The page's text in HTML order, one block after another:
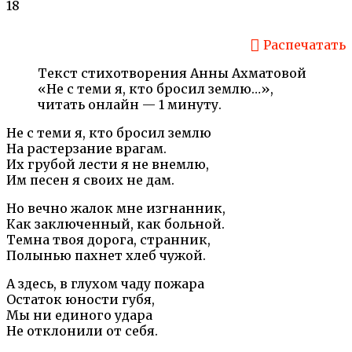
18
Распечатать
Текст стихотворения Анны Ахматовой
«Не с теми я, кто бросил землю…»,
читать онлайн — 1 минуту.
Не с теми я, кто бросил землю
На растерзание врагам.
Их грубой лести я не внемлю,
Им песен я своих не дам.
Но вечно жалок мне изгнанник,
Как заключенный, как больной.
Темна твоя дорога, странник,
Полынью пахнет хлеб чужой.
А здесь, в глухом чаду пожара
Остаток юности губя,
Мы ни единого удара
Не отклонили от себя.